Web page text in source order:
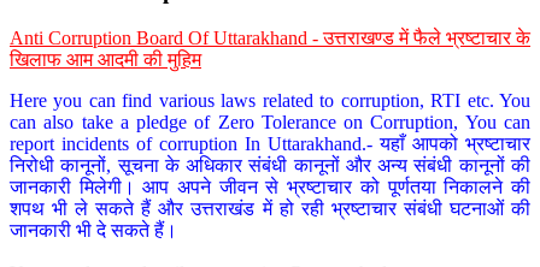
Anti Corruption Board Of Uttarakhand - उत्तराखण्ड में फैले भ्रष्टाचार के
खिलाफ आम आदमी की मुहिम
Here you can find various laws related to corruption, RTI etc. You
can also take a pledge of Zero Tolerance on Corruption, You can
report incidents of corruption In Uttarakhand.- यहाँ आपको भ्रष्टाचार
निरोधी कानूनों, सूचना के अधिकार संबंधी कानूनों और अन्य संबंधी कानूनों की
जानकारी मिलेगी। आप अपने जीवन से भ्रष्टाचार को पूर्णतया निकालने की
शपथ भी ले सकते हैं और उत्तराखंड में हो रही भ्रष्टाचार संबंधी घटनाओं की
जानकारी भी दे सकते हैं।